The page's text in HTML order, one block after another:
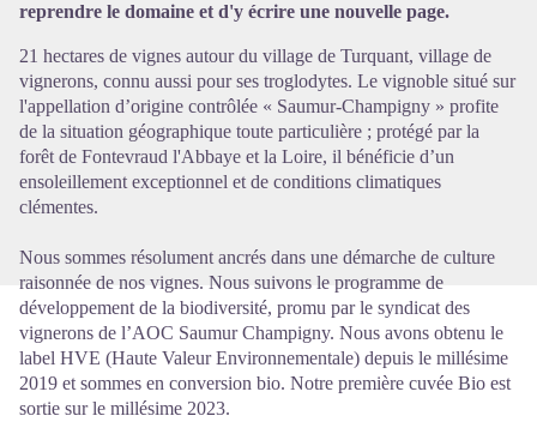
reprendre le domaine et d'y écrire une nouvelle page.
21 hectares de vignes autour du village de Turquant, village de
vignerons, connu aussi pour ses troglodytes. Le vignoble situé sur
l'appellation d’origine contrôlée « Saumur-Champigny » profite
de la situation géographique toute particulière ; protégé par la
forêt de Fontevraud l'Abbaye et la Loire, il bénéficie d’un
ensoleillement exceptionnel et de conditions climatiques
clémentes.
Nous sommes résolument ancrés dans une démarche de culture
raisonnée de nos vignes. Nous suivons le programme de
développement de la biodiversité, promu par le syndicat des
vignerons de l’AOC Saumur Champigny. Nous avons obtenu le
label HVE (Haute Valeur Environnementale) depuis le millésime
2019 et sommes en conversion bio. Notre première cuvée Bio est
sortie sur le millésime 2023.